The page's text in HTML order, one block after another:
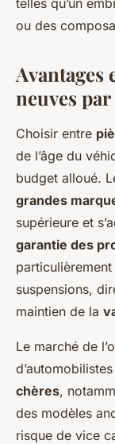
ou des
Avantages
neuves
Choisir entre
de l’âge du
budget alloué.
grandes
supérieure et
garantie des
suspensions,
maintien de la
Le marché de
chères,
des modèles
risque de vice